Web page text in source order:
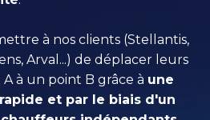
à nos clients (Stellantis,
Arval...) de déplacer leurs
à un point B grâce à une
et par le biais d'un